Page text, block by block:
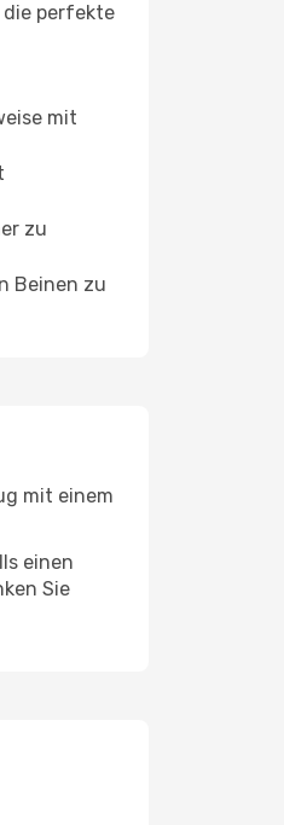
die perfekte
mit
zu
Beinen zu
mit einem
einen
Sie